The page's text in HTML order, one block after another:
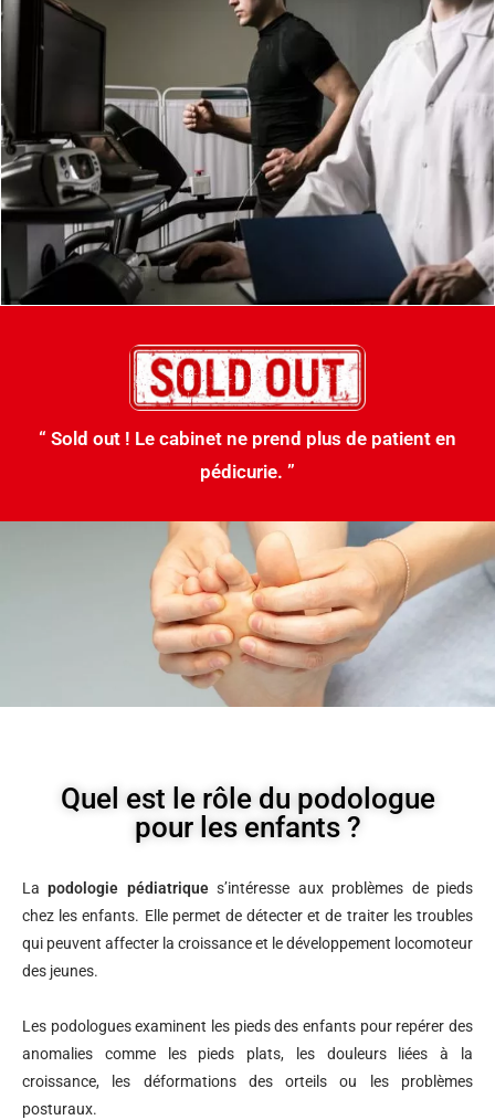
“ Sold out ! Le cabinet ne prend plus de patient en
pédicurie. ”
Quel est le rôle du podologue
pour les enfants ?
Lapodologie pédiatriques’intéresse aux problèmes de pieds
chez les enfants. Elle permet de détecter et de traiter les troubles
qui peuvent affecter la croissance et le développement locomoteur
des jeunes.
Les podologues examinent les pieds des enfants pour repérer des
anomalies comme les pieds plats, les douleurs liées à la
croissance, les déformations des orteils ou les problèmes
posturaux.